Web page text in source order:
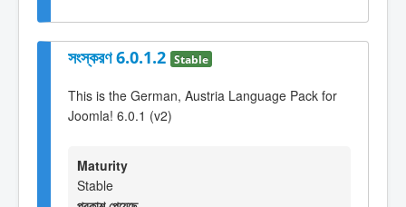
সংস্করণ 6.0.1.2 Stable
This is the German, Austria Language Pack for
Joomla! 6.0.1 (v2)
Maturity
Stable